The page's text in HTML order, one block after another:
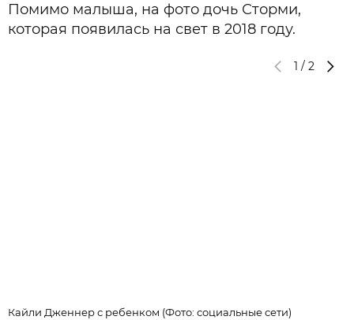
Помимо малыша, на фото дочь Сторми,
которая появилась на свет в 2018 году.
1 / 2
Кайли Дженнер с ребенком (Фото: социальные сети)